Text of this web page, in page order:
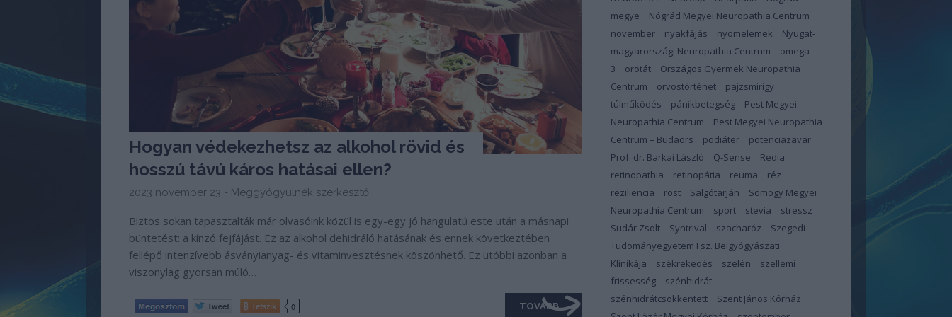
Hogyan védekezhetsz az alkohol rövid és
hosszú távú káros hatásai ellen?
2023 november 23 - Meggyógyulnék szerkesztő
Biztos sokan tapasztalták már olvasóink közül is egy-egy jó hangulatú este után a másnapi
büntetést: a kínzó fejfájást. Ez az alkohol dehidráló hatásának és ennek következtében
fellépő intenzívebb ásványianyag- és vitaminvesztésnek köszönhető. Ez utóbbi azonban a
viszonylag gyorsan múló…
Tetszik 0 TOVÁBB
megye
Nógrád Megyei Neuropathia Centrum
november
nyakfájás nyomelemek
Nyugat-
magyarországi Neuropathia Centrum
omega-
3
orotát
Országos Gyermek Neuropathia
Centrum
orvostörténet
pajzsmirigy
túlműködés
pánikbetegség
Pest Megyei
Neuropathia Centrum
Pest Megyei Neuropathia
Centrum – Budaörs
podiáter
potenciazavar
Prof. dr. Barkai László
Q-Sense
Redia
retinopathia
retinopátia reuma
réz
reziliencia
rost Salgótarján
Somogy Megyei
Neuropathia Centrum
sport stevia
stressz
Sudár Zsolt
Syntrival szacharóz
Szegedi
Tudományegyetem I sz. Belgyógyászati
Klinikája
székrekedés szelén
szellemi
frissesség
szénhidrát
szénhidrátcsökkentett
Szent János Kórház